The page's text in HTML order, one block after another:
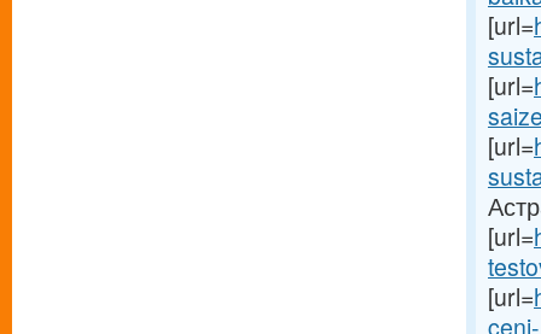
[url=
[url=
[url=
[url=
[url=